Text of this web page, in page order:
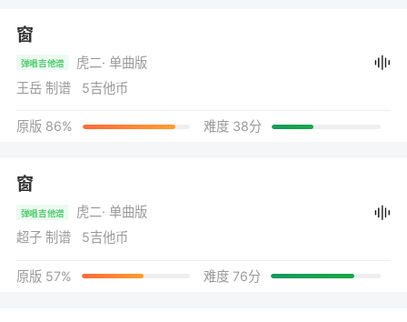
窗
弹唱吉他谱 虎二· 单曲版
王岳 制谱 5吉他币
原版 86% 难度 38分
窗
弹唱吉他谱 虎二· 单曲版
超子 制谱 5吉他币
原版 57% 难度 76分